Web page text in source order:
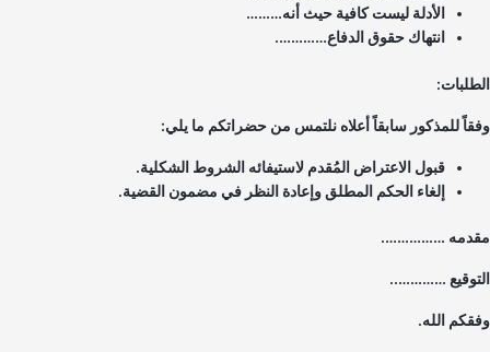
الأدلة ليست كافية حيث أنه………
انتهاك حقوق الدفاع………….
للمذكور سابقاً أعلاه نلتمس من حضراتكم ما يلي:
قبول الاعتراض المُقدم لاستيفائه الشروط الشكلية.
إلغاء الحكم المطلق وإعادة النظر في مضمون القضية.
…………….
…………..
الله.